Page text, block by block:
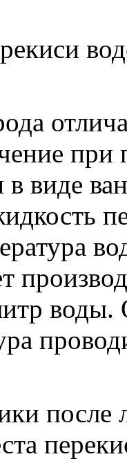
при
в виде
воды.
после